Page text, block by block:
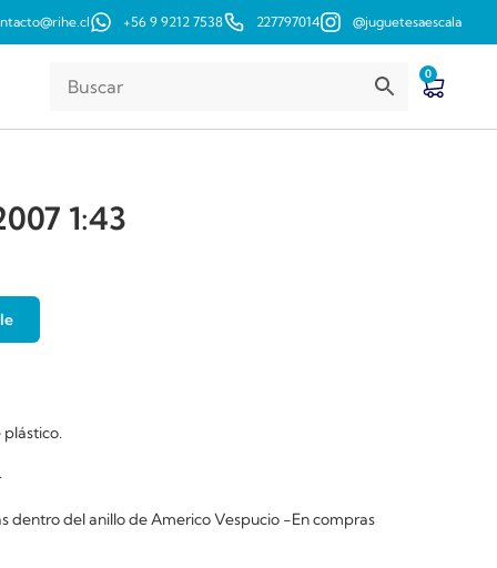
+56 9 9212 7538 227797014 @juguetesaescala
0
1:43
plástico.
dentro del anillo de Americo Vespucio -En compras